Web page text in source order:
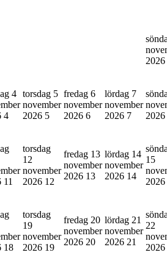
2026
4
4
torsdag 5
november
2026 5
fredag 6
november
2026 6
lördag 7
november
2026 7
2026
11
torsdag
12
november
2026 12
fredag 13
november
2026 13
lördag 14
november
2026 14
15
2026
18
torsdag
19
november
2026 19
fredag 20
november
2026 20
lördag 21
november
2026 21
22
2026